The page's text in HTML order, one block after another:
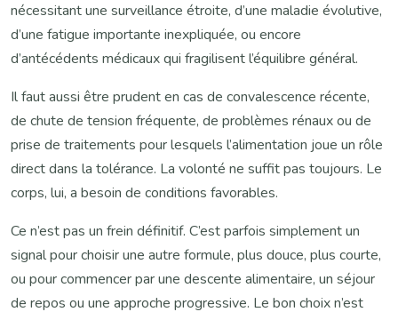
nécessitant une surveillance étroite, d’une maladie évolutive,
d’une fatigue importante inexpliquée, ou encore
d’antécédents médicaux qui fragilisent l’équilibre général.
Il faut aussi être prudent en cas de convalescence récente,
de chute de tension fréquente, de problèmes rénaux ou de
prise de traitements pour lesquels l’alimentation joue un rôle
direct dans la tolérance. La volonté ne suffit pas toujours. Le
corps, lui, a besoin de conditions favorables.
Ce n’est pas un frein définitif. C’est parfois simplement un
signal pour choisir une autre formule, plus douce, plus courte,
ou pour commencer par une descente alimentaire, un séjour
de repos ou une approche progressive. Le bon choix n’est